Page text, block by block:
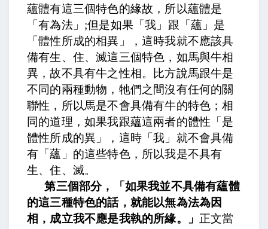
蘊體有這三個特色的緣故，所以蘊體是
「有為法」 ;但是如果「我」跟「蘊」是
「體性所成的相異」，這時我就不應該具
備有生、住、滅這三個特色， 如馬與牛相
異，故不具有牛之性相。
比方說馬跟牛是
不同的兩種動物，牠們之間沒有任何的關
聯性，所以馬是不會具備有牛的特色；相
同的道理，如果我跟蘊這兩者的體性「是
體性所成的異」，這時「我」就不會具備
有「蘊」的這些特色，所以我是不具有
生、住、滅。
第三個部分，「如果我並不具備有蘊體
的這三種特色的話，就能以無為法為因
相，成立我不應是我執的所緣。」 正文當